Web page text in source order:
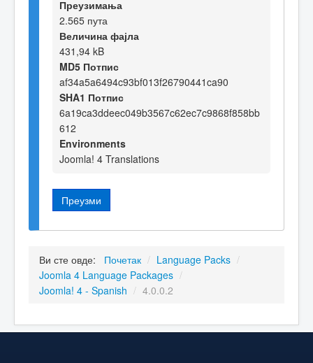
Преузимања
2.565 пута
Величина фајла
431,94 kB
MD5 Потпис
af34a5a6494c93bf013f26790441ca90
SHA1 Потпис
6a19ca3ddeec049b3567c62ec7c9868f858bb
612
Environments
Joomla! 4 Translations
Преузми
Ви сте овде: Почетак / Language Packs /
Joomla 4 Language Packages /
Joomla! 4 - Spanish / 4.0.0.2